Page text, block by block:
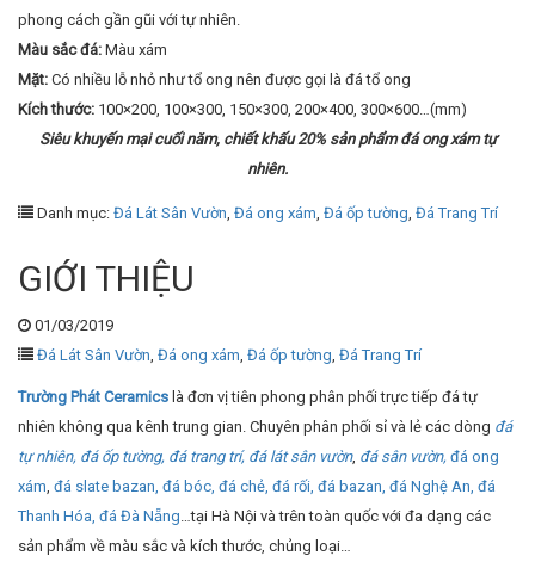
phong cách gần gũi với tự nhiên.
Màu sắc đá: Màu xám
Mặt: Có nhiều lỗ nhỏ như tổ ong nên được gọi là đá tổ ong
Kích thước: 100×200, 100×300, 150×300, 200×400, 300×600…(mm)
Siêu khuyến mại cuối năm, chiết khấu 20% sản phẩm đá ong xám tự
nhiên.
Danh mục: Đá Lát Sân Vườn Đá ong xám Đá ốp tường Đá Trang Trí
GIỚI THIỆU
01/03/2019
Đá Lát Sân Vườn Đá ong xám Đá ốp tường Đá Trang Trí
Trường Phát Ceramics là đơn vị tiên phong phân phối trực tiếp đá tự
nhiên không qua kênh trung gian. Chuyên phân phối sỉ và lẻ các dòng đá
tự nhiên, đá ốp tường, đá trang trí, đá lát sân vườn, đá sân vườn, đá ong
xám đá slate bazan, đá bóc, đá chẻ, đá rối, đá bazan, đá Nghệ An, đá
Thanh Hóa, đá Đà Nẵng …tại Hà Nội và trên toàn quốc với đa dạng các
sản phẩm về màu sắc và kích thước, chủng loại…